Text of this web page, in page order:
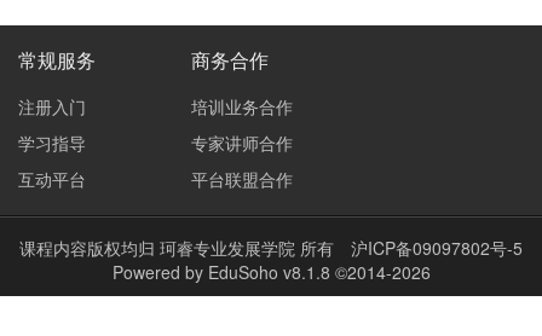
常规服务
注册入门
学习指导
互动平台
商务合作
培训业务合作
专家讲师合作
平台联盟合作
课程内容版权均归 珂睿专业发展学院 所有
沪ICP备09097802号-5
Powered by EduSoho v8.1.8 ©2014-2026